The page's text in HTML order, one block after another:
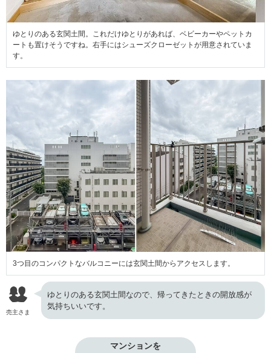
ゆとりのある玄関土間。これだけゆとりがあれば、ベビーカーやペットカ
ートも置けそうですね。右手にはシューズクローゼットが用意されていま
す。
3つ目のコンパクトなバルコニーには玄関土間からアクセスします。
売主さま
ゆとりのある玄関土間なので、帰ってきたときの開放感が
気持ちいいです。
マンションを